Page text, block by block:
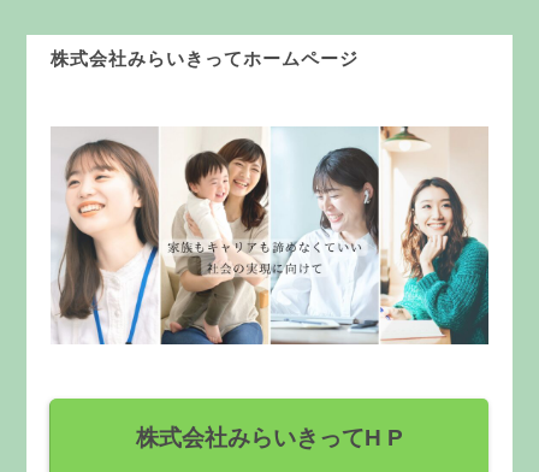
株式会社みらいきってホームページ
株式会社みらいきってH P